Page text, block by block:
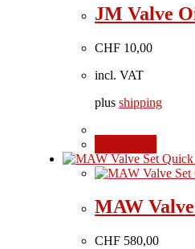
JM Valve
CHF 10,00
incl. VAT
plus shipping
MAW
CHF 580,00